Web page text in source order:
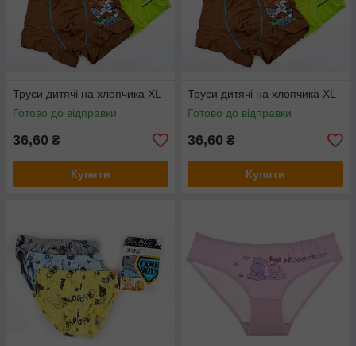
Труси дитячі на хлопчика XL
Готово до відправки
36,60 ₴
Купити
Труси дитячі на хлопчика XL
Готово до відправки
36,60 ₴
Купити